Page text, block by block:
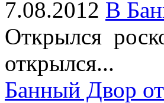
7.08.2012 В
Открылся
открылся...
Банный Двор